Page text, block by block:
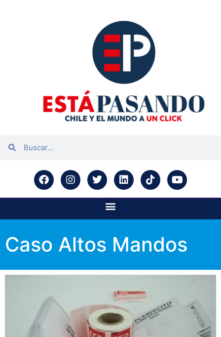
Caso Altos Mandos